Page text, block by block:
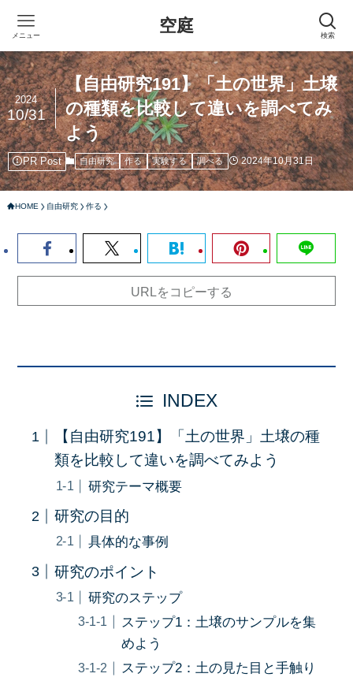
空庭 検索
メニュー
【自由研究191】「土の世界」土壌
の種類を比較して違いを調べてみ
よう
2024
10/31
PR Post 自由研究 作る 実験する 調べる 2024年10月31日
HOME 自由研究 作る
URLをコピーする
INDEX
【自由研究191】「土の世界」土壌の種
類を比較して違いを調べてみよう
研究テーマ概要
研究の目的
具体的な事例
研究のポイント
研究のステップ
ステップ1：土壌のサンプルを集
めよう
ステップ2：土の見た目と手触り